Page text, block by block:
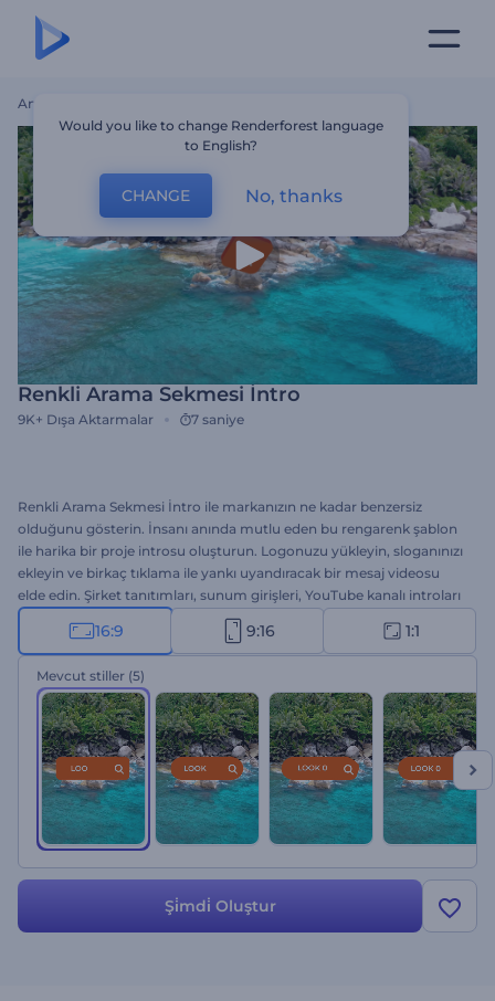
Ana Sayfa
Renkli Arama Sekmesi İntro
9K+ Dışa Aktarmalar 7 saniye
Renkli Arama Sekmesi İntro ile markanızın ne kadar benzersiz
olduğunu gösterin. İnsanı anında mutlu eden bu rengarenk şablon
ile harika bir proje introsu oluşturun. Logonuzu yükleyin, sloganınızı
ekleyin ve birkaç tıklama ile yankı uyandıracak bir mesaj videosu
elde edin. Şirket tanıtımları, sunum girişleri, YouTube kanalı introları
vs. için biçilmiş kaftan. Göz alıcı proje introları ile hedef kitlenizin
dikkatini çekin. Bu şablonu bugün deneyin!
16:9 9:16 1:1
Mevcut stiller (5)
Şi̇mdi̇ Oluştur
Would you like to change Renderforest language
to English?
CHANGE No, thanks